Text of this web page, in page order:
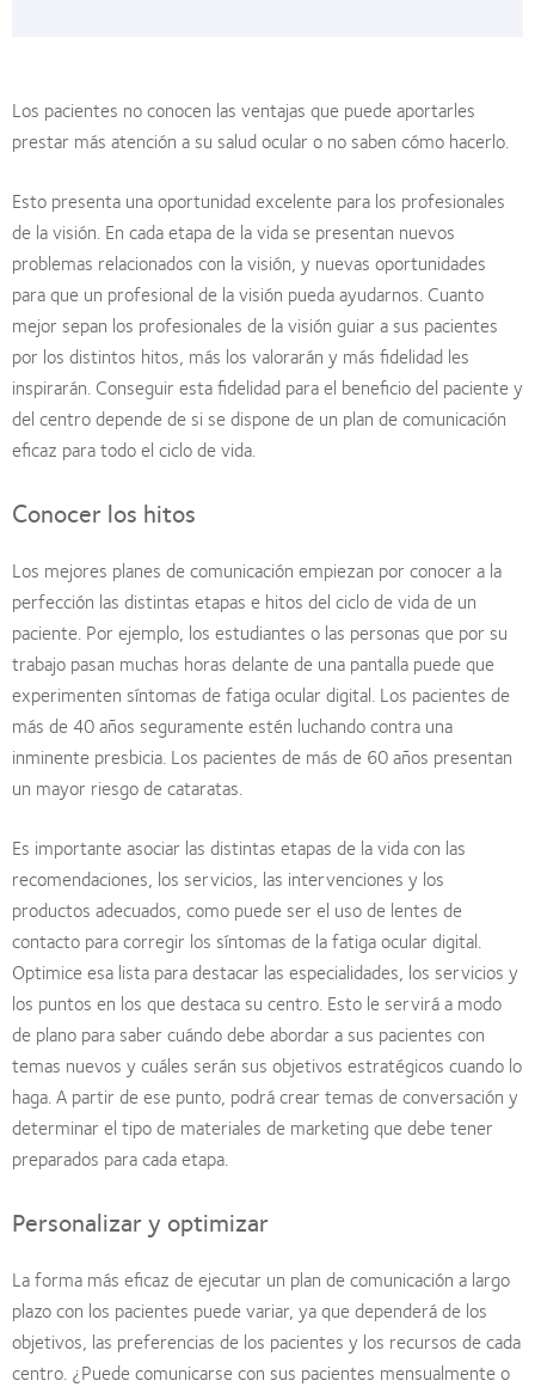
Los pacientes no conocen las ventajas que puede aportarles
prestar más atención a su salud ocular o no saben cómo hacerlo.
Esto presenta una oportunidad excelente para los profesionales
de la visión. En cada etapa de la vida se presentan nuevos
problemas relacionados con la visión, y nuevas oportunidades
para que un profesional de la visión pueda ayudarnos. Cuanto
mejor sepan los profesionales de la visión guiar a sus pacientes
por los distintos hitos, más los valorarán y más fidelidad les
inspirarán. Conseguir esta fidelidad para el beneficio del paciente y
del centro depende de si se dispone de un plan de comunicación
eficaz para todo el ciclo de vida.
Conocer los hitos
Los mejores planes de comunicación empiezan por conocer a la
perfección las distintas etapas e hitos del ciclo de vida de un
paciente. Por ejemplo, los estudiantes o las personas que por su
trabajo pasan muchas horas delante de una pantalla puede que
experimenten síntomas de fatiga ocular digital. Los pacientes de
más de 40 años seguramente estén luchando contra una
inminente presbicia. Los pacientes de más de 60 años presentan
un mayor riesgo de cataratas.
Es importante asociar las distintas etapas de la vida con las
recomendaciones, los servicios, las intervenciones y los
productos adecuados, como puede ser el uso de lentes de
contacto para corregir los síntomas de la fatiga ocular digital.
Optimice esa lista para destacar las especialidades, los servicios y
los puntos en los que destaca su centro. Esto le servirá a modo
de plano para saber cuándo debe abordar a sus pacientes con
temas nuevos y cuáles serán sus objetivos estratégicos cuando lo
haga. A partir de ese punto, podrá crear temas de conversación y
determinar el tipo de materiales de marketing que debe tener
preparados para cada etapa.
Personalizar y optimizar
La forma más eficaz de ejecutar un plan de comunicación a largo
plazo con los pacientes puede variar, ya que dependerá de los
objetivos, las preferencias de los pacientes y los recursos de cada
centro. ¿Puede comunicarse con sus pacientes mensualmente o